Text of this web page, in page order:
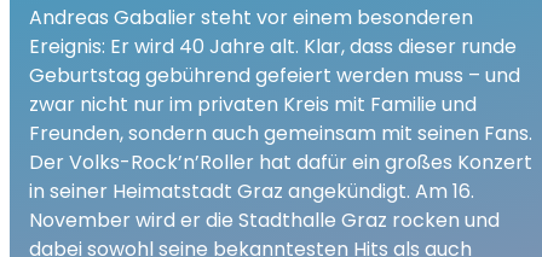
Andreas Gabalier steht vor einem besonderen
Ereignis: Er wird 40 Jahre alt. Klar, dass dieser runde
Geburtstag gebührend gefeiert werden muss – und
zwar nicht nur im privaten Kreis mit Familie und
Freunden, sondern auch gemeinsam mit seinen Fans.
Der Volks-Rock’n’Roller hat dafür ein großes Konzert
in seiner Heimatstadt Graz angekündigt. Am 16.
November wird er die Stadthalle Graz rocken und
dabei sowohl seine bekanntesten Hits als auch